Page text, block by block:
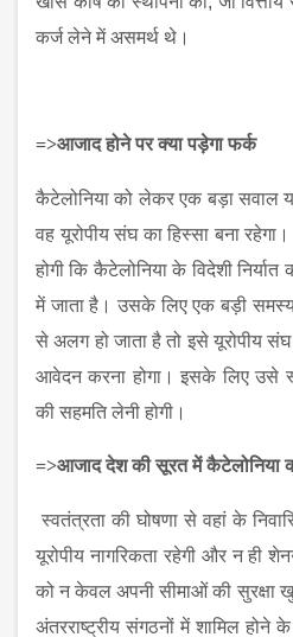
कर्ज लेने में असमर्थ थे।
=>आजाद होने पर क्‍या पड़ेगा फर्क
कैटेलोनिया को लेकर एक बड़ा सवाल
वह यूरोपीय संघ का हिस्सा बना
होगी कि कैटेलोनिया के विदेशी निर्यात
में जाता है। उसके लिए एक बड़ी
से अलग हो जाता है तो इसे यूरोपीय
आवेदन करना होगा। इसके लिए उसे
की सहमति लेनी होगी।
=>आजाद देश की सूरत में कैटेलोनिया
स्वतंत्रता की घोषणा से वहां के
यूरोपीय नागरिकता रहेगी और न ही
को न केवल अपनी सीमाओं की सुरक्षा
अंतरराष्ट्रीय संगठनों में शामिल